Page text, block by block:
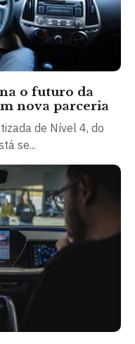
o futuro da
nova parceria
de Nível 4, do
se...